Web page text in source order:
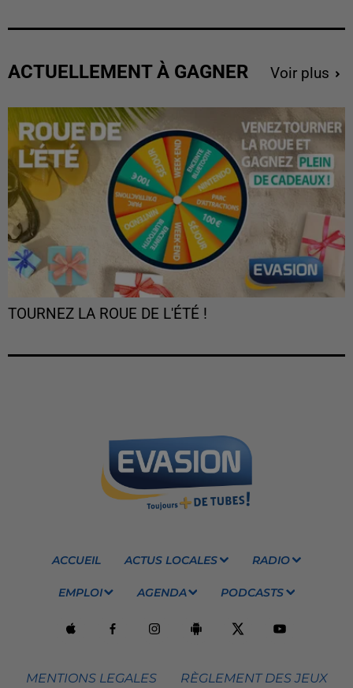
ACTUELLEMENT À GAGNER Voir plus
TOURNEZ LA ROUE DE L'ÉTÉ !
ACCUEIL ACTUS LOCALES RADIO
EMPLOI AGENDA PODCASTS
MENTIONS LEGALES RÈGLEMENT DES JEUX